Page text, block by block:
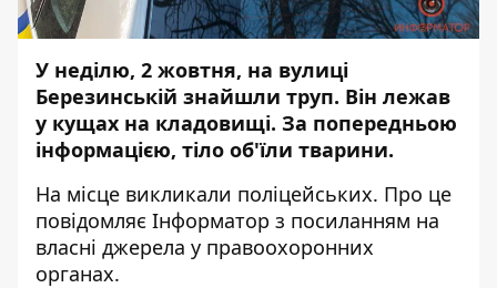
У неділю, 2 жовтня, на вулиці
Березинській знайшли труп. Він лежав
у кущах на кладовищі. За попередньою
інформацією, тіло об'їли тварини.
На місце викликали поліцейських. Про це
повідомляє Інформатор з посиланням на
власні джерела у правоохоронних
органах.